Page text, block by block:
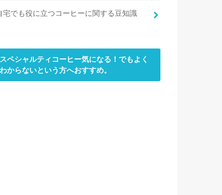
宅でも役に立つコーヒーに関する豆知識
スペシャルティコーヒー気になる！でもよく
わからないという方へおすすめ。